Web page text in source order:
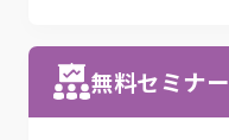
無料セミナー